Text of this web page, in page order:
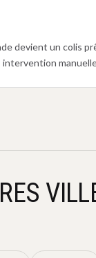
devient un colis
intervention